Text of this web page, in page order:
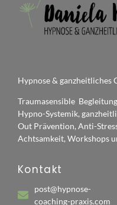
Hypnose & ganzheitliches
Traumasensible
Hypno-Systemik,
Out Prävention, Anti-
Achtsamkeit, Workshops
Kontakt
post@hypnose-
coaching-praxis.com